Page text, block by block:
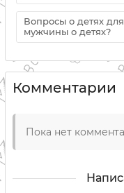
Вопросы о детях
мужчины о детях?
Комментарии
Пока нет